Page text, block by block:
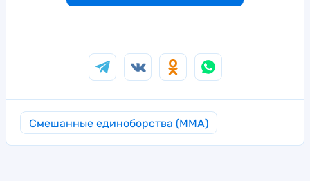
Смешанные единоборства (MMA)